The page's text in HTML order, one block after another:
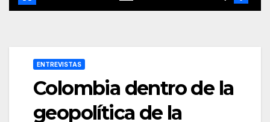
ENTREVISTAS
Colombia dentro de la
geopolítica de la